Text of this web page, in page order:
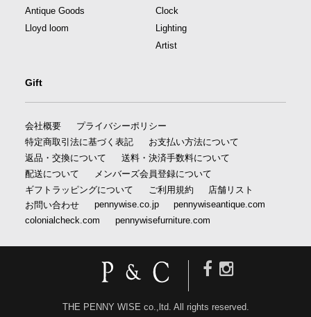
Antique Goods
Lloyd loom
Clock
Lighting
Artist
Gift
会社概要
プライバシーポリシー
特定商取引法に基づく表記
お支払い方法について
返品・交換について
送料・決済手数料について
配送について
メンバーズ会員登録について
ギフトラッピングについて
ご利用規約
店舗リスト
お問い合わせ
pennywise.co.jp
pennywiseantique.com
colonialcheck.com
pennywisefurniture.com
THE PENNY WISE co.,ltd. All rights reserved.